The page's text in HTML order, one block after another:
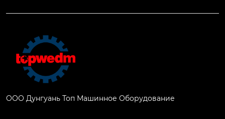
ООО Дунгуань Топ Машинное Оборудование